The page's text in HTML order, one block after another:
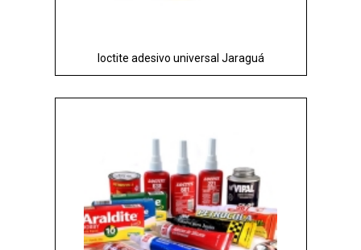
loctite adesivo universal Jaraguá